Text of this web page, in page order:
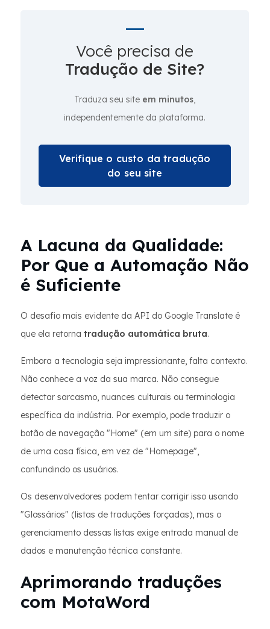
Você precisa de
Tradução de Site?
Traduza seu site em minutos,
independentemente da plataforma.
Verifique o custo da tradução
do seu site
A Lacuna da Qualidade:
Por Que a Automação Não
é Suficiente
O desafio mais evidente da API do Google Translate é
que ela retorna tradução automática bruta.
Embora a tecnologia seja impressionante, falta contexto.
Não conhece a voz da sua marca. Não consegue
detectar sarcasmo, nuances culturais ou terminologia
específica da indústria. Por exemplo, pode traduzir o
botão de navegação "Home" (em um site) para o nome
de uma casa física, em vez de "Homepage",
confundindo os usuários.
Os desenvolvedores podem tentar corrigir isso usando
"Glossários" (listas de traduções forçadas), mas o
gerenciamento dessas listas exige entrada manual de
dados e manutenção técnica constante.
Aprimorando traduções
com MotaWord